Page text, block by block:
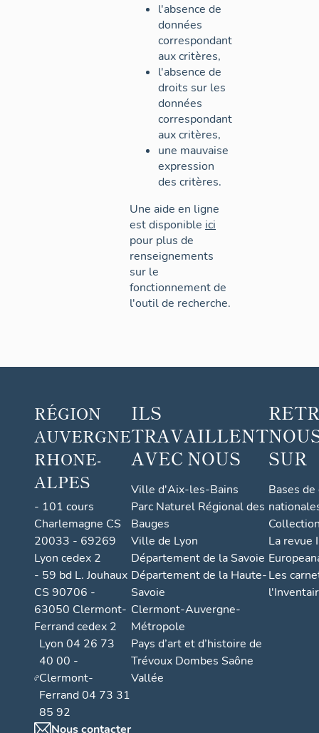
l'absence de
données
correspondant
aux critères,
l'absence de
droits sur les
données
correspondant
aux critères,
une mauvaise
expression
des critères.
Une aide en ligne
est disponible ici
pour plus de
renseignements
sur le
fonctionnement de
l'outil de recherche.
RÉGION
AUVERGNE
RHONE-
ALPES
- 101 cours
Charlemagne CS
20033 - 69269
Lyon cedex 2
- 59 bd L. Jouhaux
CS 90706 -
63050 Clermont-
Ferrand cedex 2
Lyon 04 26 73
40 00 -
Clermont-
Ferrand 04 73 31
85 92
Nous contacter
ILS
TRAVAILLENT
AVEC NOUS
Ville d'Aix-les-Bains
Parc Naturel Régional des
Bauges
Ville de Lyon
Département de la Savoie
Département de la Haute-
Savoie
Clermont-Auvergne-
Métropole
Pays d’art et d’histoire de
Trévoux Dombes Saône
Vallée
SUR
Bases
La revue
Les